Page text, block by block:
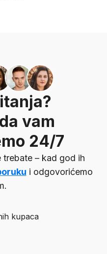
vam
24/7
– kad god ih
i odgovorićemo
kupaca